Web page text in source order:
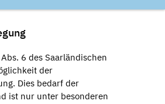
6 des Saarländischen
der
Dies bedarf der
ist nur unter besonderen